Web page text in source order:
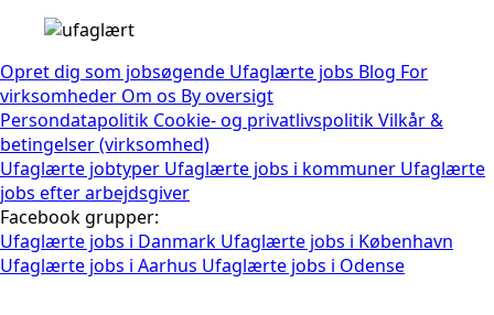
Opret dig som jobsøgende Ufaglærte jobs Blog For
virksomheder Om os By oversigt
Persondatapolitik Cookie- og privatlivspolitikVilkår &
betingelser (virksomhed)
Ufaglærte jobtyper Ufaglærte jobs i kommuner Ufaglærte
jobs efter arbejdsgiver
Facebook grupper:
Ufaglærte jobs i Danmark Ufaglærte jobs i København
Ufaglærte jobs i Aarhus Ufaglærte jobs i Odense